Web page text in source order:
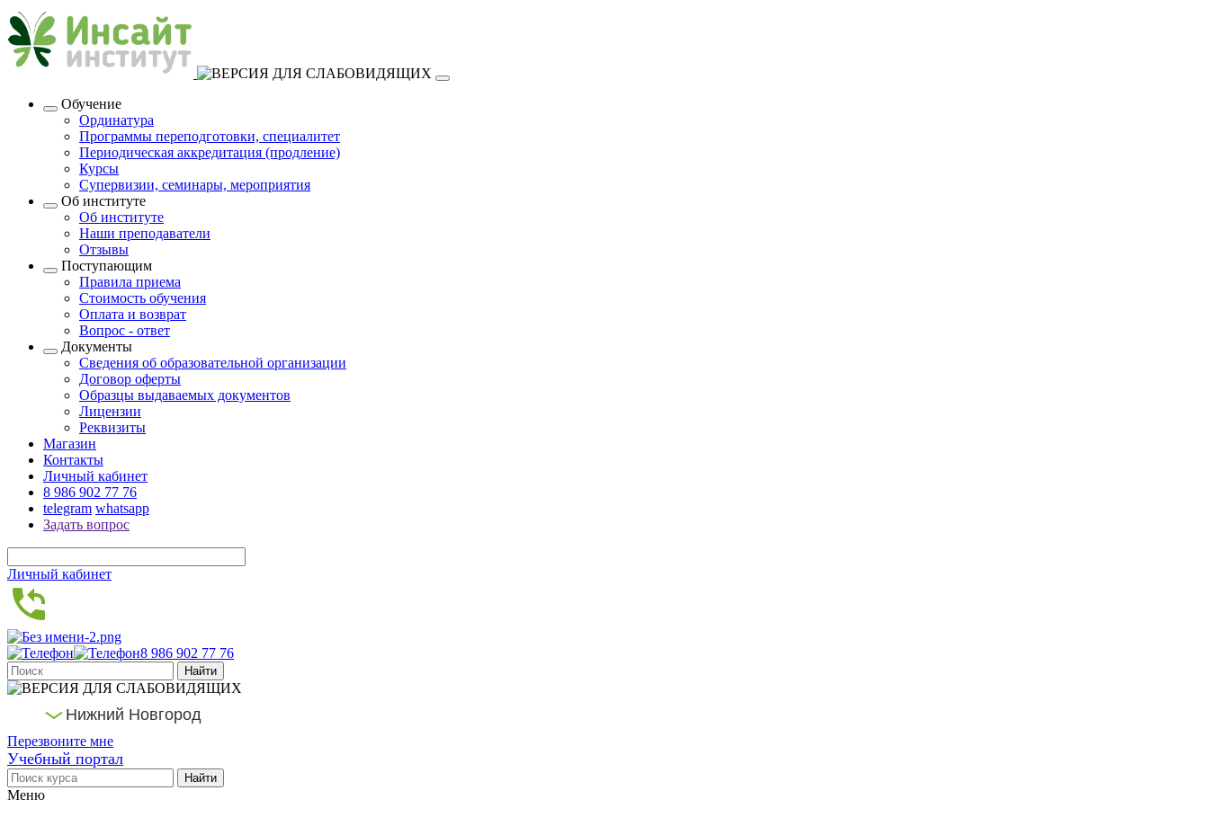
Обучение
Ординатура
Программы переподготовки, специалитет
Периодическая аккредитация (продление)
Курсы
Супервизии, семинары, мероприятия
Об институте
Об институте
Наши преподаватели
Отзывы
Поступающим
Правила приема
Стоимость обучения
Оплата и возврат
Вопрос - ответ
Документы
Сведения об образовательной организации
Договор оферты
Образцы выдаваемых документов
Лицензии
Реквизиты
Магазин
Контакты
Личный кабинет
8 986 902 77 76
telegram whatsapp
Задать вопрос
Личный кабинет
8 986 902 77 76
Нижний Новгород
Перезвоните мне
Учебный портал
Меню